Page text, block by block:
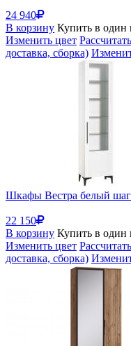
24 940
В корзину Купить в один
Изменить цвет
доставка, сборка)
Шкафы Вестра белый
22 150
В корзину Купить в один
Изменить цвет
доставка, сборка)